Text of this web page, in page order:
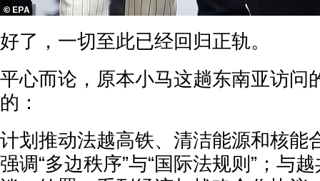
好了，一切至此已经回归正轨。
平心而论，原本小马这趟东南亚访问
的：
计划推动法越高铁、清洁能源和核能
强调“多边秩序”与“国际法规则”；与